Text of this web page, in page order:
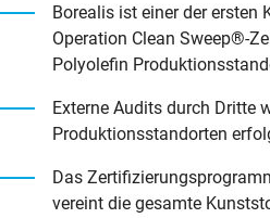
Borealis ist einer der ersten
Operation Clean Sweep®-
Polyolefin
Externe Audits durch Dritte
Produktionsstandorten
Das
vereint die gesamte